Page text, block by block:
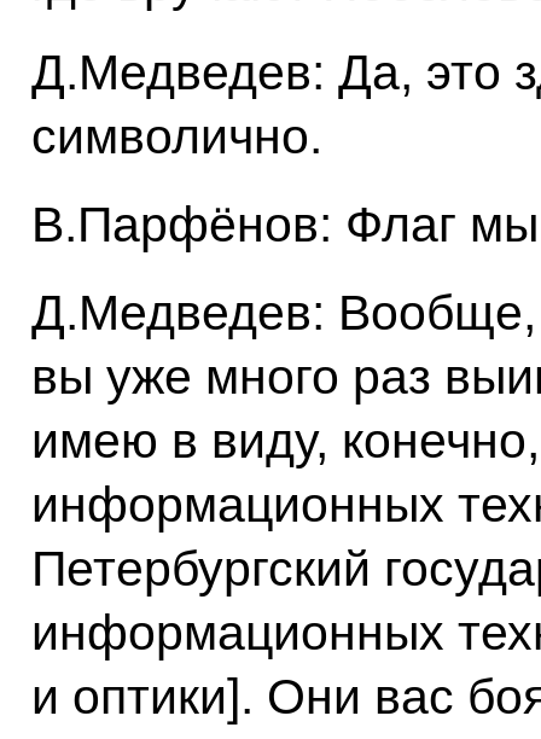
Д.Медведев: Да, это
символично.
В.Парфёнов: Флаг мы
Д.Медведев: Вообще,
вы уже много раз
имею в виду,
информационных
Петербургский
информационных
и оптики]. Они вас